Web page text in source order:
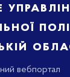
вебпортал